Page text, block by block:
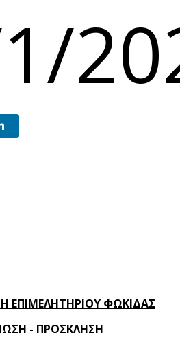
ΕΠΙΜΕΛΗΤΗΡΙΟΥ ΦΩΚΙΔΑΣ
- ΠΡΟΣΚΛΗΣΗ